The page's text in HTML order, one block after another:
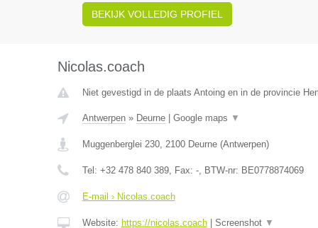
BEKIJK VOLLEDIG PROFIEL
Nicolas.coach
Niet gevestigd in de plaats Antoing en in de provincie
Antwerpen» Deurne| Google maps ▼
Muggenberglei 230, 2100 Deurne(Antwerpen)
Tel: +32 478 840 389, Fax: -, BTW-nr: BE0778874069
E-mail › Nicolas.coach
Website: https://nicolas.coach| Screenshot ▼